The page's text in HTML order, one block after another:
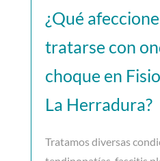
¿Qué
tratarse con
choque en
La Herradura?
Tratamos diversas